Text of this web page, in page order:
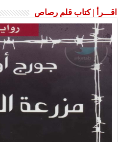
اقـــرأ | كتاب قلم رصاص